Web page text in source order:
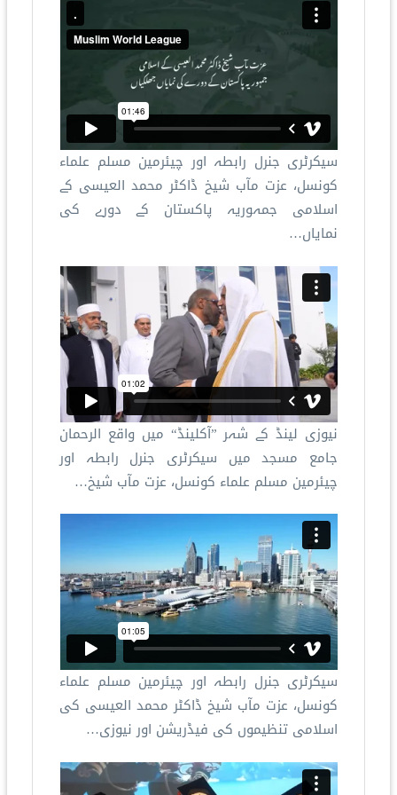
سیکرٹری جنرل رابطہ اور چیئرمین مسلم علماء
کونسل، عزت مآب شیخ ڈاکٹر محمد العیسی کے
اسلامی جمہوریہ پاکستان کے دورے کی
نمایاں…
نیوزی لینڈ کے شہر ”آکلینڈ“ میں واقع الرحمان
جامع مسجد میں سیکرٹری جنرل رابطہ اور
چیئرمین مسلم علماء کونسل، عزت مآب شیخ…
سیکرٹری جنرل رابطہ اور چیئرمین مسلم علماء
کونسل، عزت مآب شیخ ڈاکٹر محمد العیسی کی
اسلامی تنظیموں کی فیڈریشن اور نیوزی…